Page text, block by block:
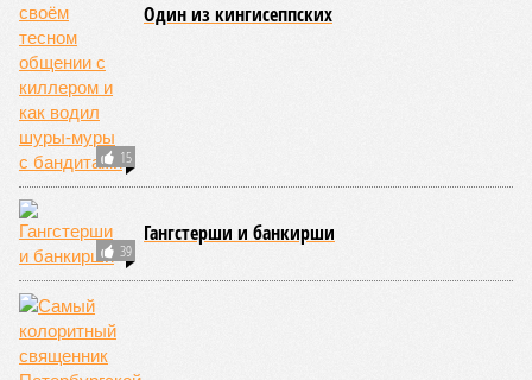
15
Один из кингисеппских
39
Гангстерши и банкирши